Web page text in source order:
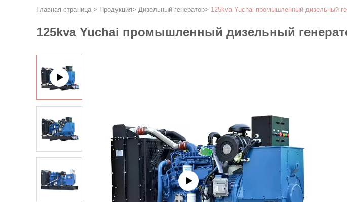
Главная страница > Продукция> Дизельный генератор> 125kva Yuchai промышленный дизельный
125kva Yuchai промышленный дизельный